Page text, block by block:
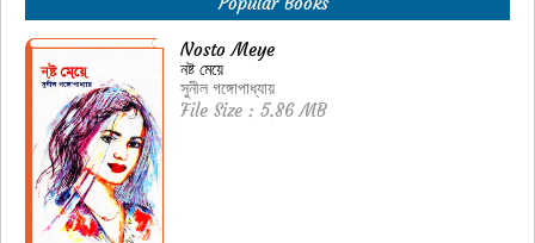
Nosto Meye
নষ্ট মেয়ে
সুনীল গঙ্গোপাধ্যায়
File Size : 5.86 MB